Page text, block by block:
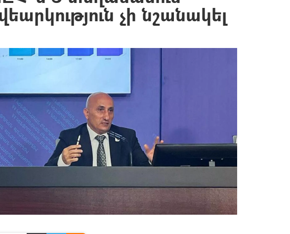
չի նշանակել